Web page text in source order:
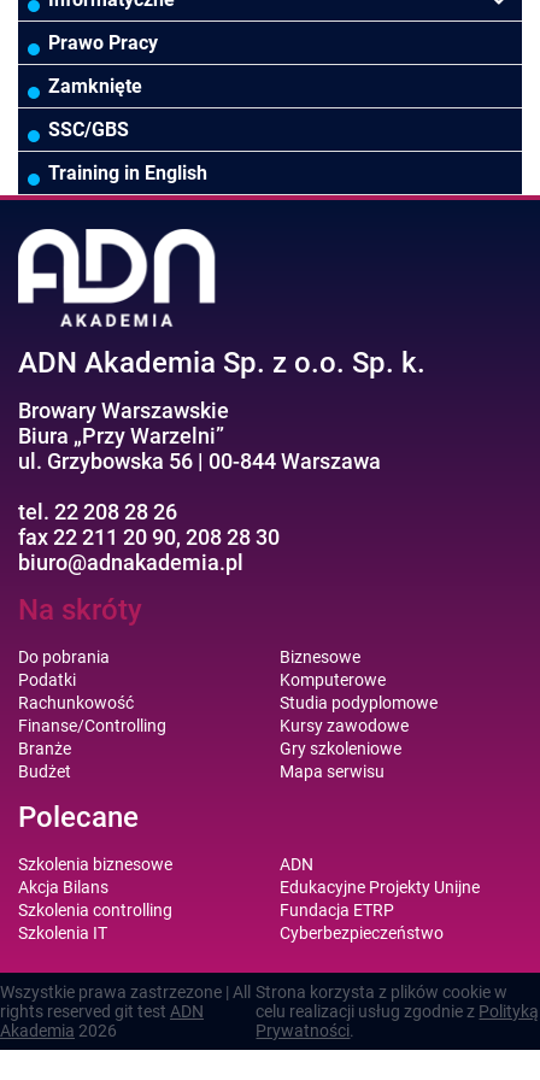
Rady Nadzorcze/Zarząd
Biura rachunkowe
TSL
Ubezpieczenia
Wodociągi/Kanalizacja
Pozostałe branże
Prawo
Podatki
Pozostałe
Zarządzanie projektami/Procesami
HR/Zarządzanie Kapitałem Ludzkim
Prawo pracy
Asystentka/Sekretarka
Efektywność osobista//Wellbeing
MS Excel/Makra/VBA
Online Power BI/Power Query/Dashboardy
MS 365/SharePoint/Bazy danych
MS Project/Word/PowerPoint
Prawo Pracy
Zamknięte
SSC/GBS
Training in English
ADN Akademia Sp. z o.o. Sp. k.
Browary Warszawskie
Biura „Przy Warzelni”
ul. Grzybowska 56 | 00-844 Warszawa
tel. 22 208 28 26
fax 22 211 20 90, 208 28 30
biuro@adnakademia.pl
Na skróty
Do pobrania
Podatki
Rachunkowość
Finanse/Controlling
Branże
Budżet
Biznesowe
Komputerowe
Studia podyplomowe
Kursy zawodowe
Gry szkoleniowe
Mapa serwisu
Polecane
Szkolenia biznesowe
Akcja Bilans
Szkolenia controlling
Szkolenia IT
ADN
Edukacyjne Projekty Unijne
Fundacja ETRP
Cyberbezpieczeństwo
Wszystkie prawa zastrzezone | All
rights reserved git test ADN
Akademia 2026
Strona korzysta z plików cookie w
celu realizacji usług zgodnie z Polityką
Prywatności.